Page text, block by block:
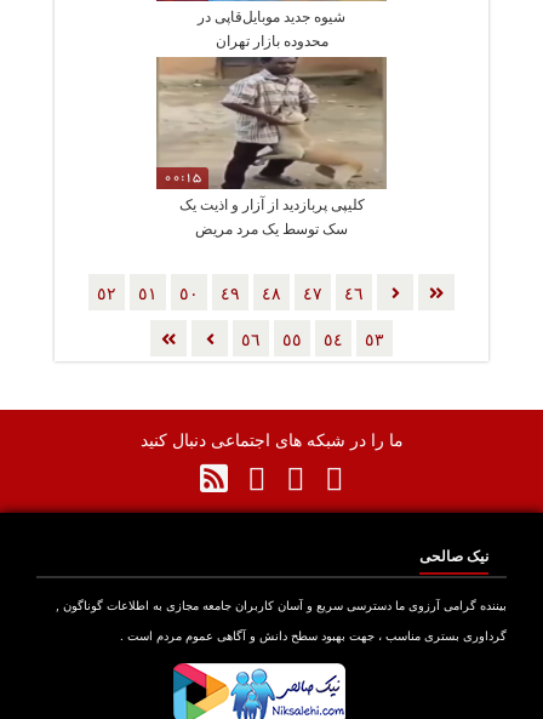
شیوه جدید موبایل‌قاپی در
محدوده بازار تهران
00:15
کلیپی پربازدید از آزار و اذیت یک
سک توسط یک مرد مریض
٤٦ ٤٧ ٤٨ ٤٩ ٥٠ ٥١ ٥٢
٥٣ ٥٤ ٥٥ ٥٦
ما را در شبکه های اجتماعی دنبال کنید
نیک صالحی
بیننده گرامی آرزوی ما دسترسی سریع و آسان کاربران جامعه مجازی به اطلاعات گوناگون ,
گرداوری بستری مناسب ، جهت بهبود سطح دانش و آگاهی عموم مردم است .